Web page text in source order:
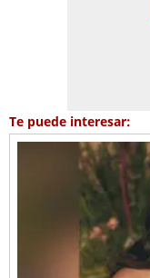
Te puede interesar: